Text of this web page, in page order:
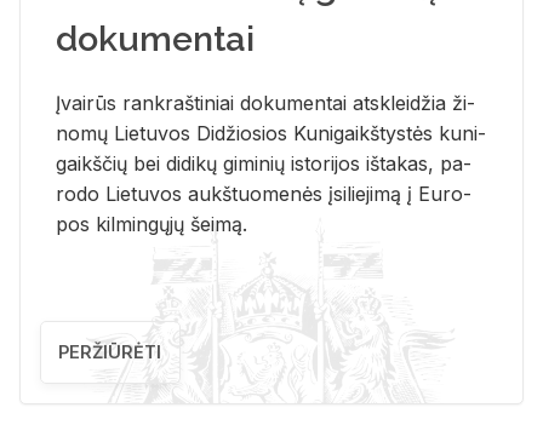
dokumentai
Įvai­rūs rank­raš­ti­niai do­ku­men­tai at­sklei­džia ži­
no­mų Lie­tu­vos Di­džio­sios Ku­ni­gaikš­tys­tės ku­ni­
gaikš­čių bei di­di­kų gi­mi­nių is­to­ri­jos iš­ta­kas, pa­
ro­do Lie­tu­vos aukš­tuo­me­nės įsi­lie­ji­mą į Eu­ro­
pos kil­min­gų­jų šei­mą.
PERŽIŪRĖTI